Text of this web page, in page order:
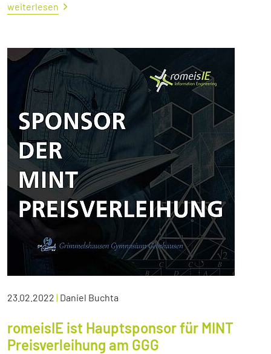
weiterlesen
23.02.2022 | Daniel Buchta
romeisIE ist Hauptsponsor für MINT
Preisverleihung am GGG